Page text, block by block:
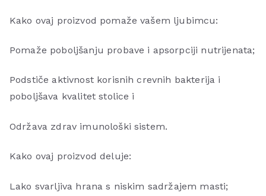
Kako ovaj proizvod pomaže vašem ljubimcu:
Pomaže poboljšanju probave i apsorpciji nutrijenata;
Podstiče aktivnost korisnih crevnih bakterija i
poboljšava kvalitet stolice i
Održava zdrav imunološki sistem.
Kako ovaj proizvod deluje:
Lako svarljiva hrana s niskim sadržajem masti;